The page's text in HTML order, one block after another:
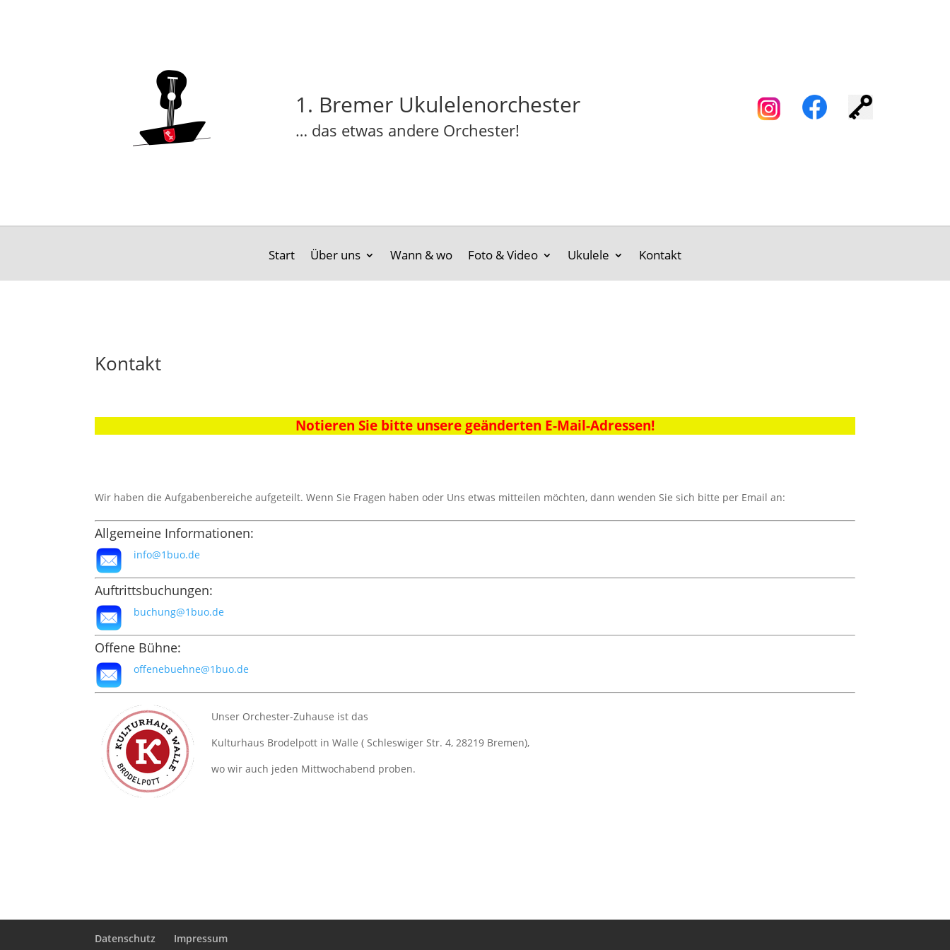
1. Bremer Ukulelenorchester
… das etwas andere Orchester!
Start Über uns Wann & wo Foto & Video Ukulele Kontakt
Kontakt
Notieren Sie bitte unsere geänderten E-Mail-Adressen!
Wir haben die Aufgabenbereiche aufgeteilt. Wenn Sie Fragen haben oder Uns etwas mitteilen möchten, dann wenden Sie sich bitte per Email an:
Allgemeine Informationen:
info@1buo.de
Auftrittsbuchungen:
buchung@1buo.de
Offene Bühne:
offenebuehne@1buo.de
Unser Orchester-Zuhause ist das
Kulturhaus Brodelpott in Walle ( Schleswiger Str. 4, 28219 Bremen),
wo wir auch jeden Mittwochabend proben.
Datenschutz Impressum